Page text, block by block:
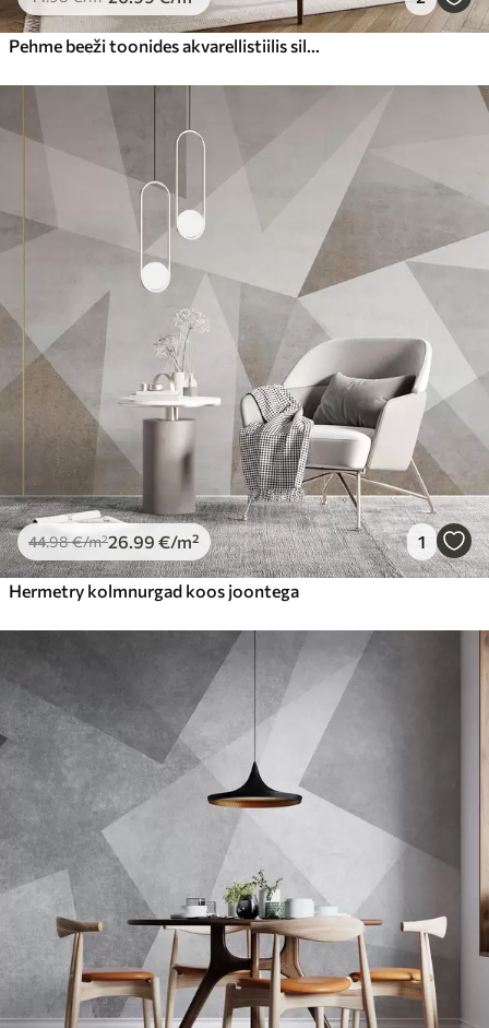
Pehme beeži toonides akvarellistiilis siledad lained
44.98€/m²26.99 €/m² 1
Hermetry kolmnurgad koos joontega